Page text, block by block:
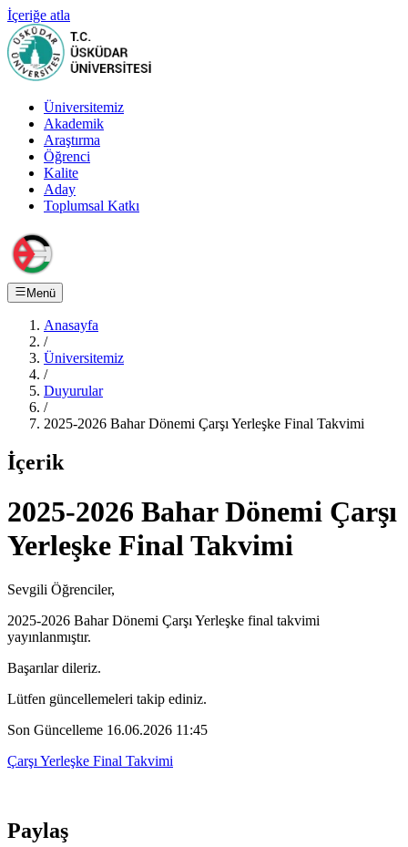
İçeriğe atla
Üniversitemiz
Akademik
Araştırma
Öğrenci
Kalite
Aday
Toplumsal Katkı
Menü
Anasayfa
/
Üniversitemiz
/
Duyurular
/
2025-2026 Bahar Dönemi Çarşı Yerleşke Final Takvimi
İçerik
2025-2026 Bahar Dönemi Çarşı
Yerleşke Final Takvimi
Sevgili Öğrenciler,
2025-2026 Bahar Dönemi Çarşı Yerleşke final takvimi
yayınlanmıştır.
Başarılar dileriz.
Lütfen güncellemeleri takip ediniz.
Son Güncelleme 16.06.2026 11:45
Çarşı Yerleşke Final Takvimi
Paylaş